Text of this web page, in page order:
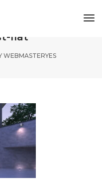
e-Porte-
flat
WEBMASTERYES